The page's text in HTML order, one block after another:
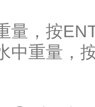
量，按
中重量，